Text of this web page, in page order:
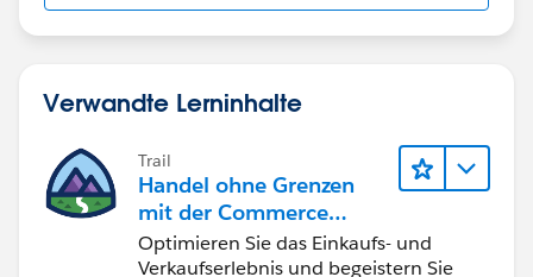
Verwandte Lerninhalte
Trail
Handel ohne Grenzen
mit der Commerce
Cloud
Optimieren Sie das Einkaufs- und
Verkaufserlebnis und begeistern Sie